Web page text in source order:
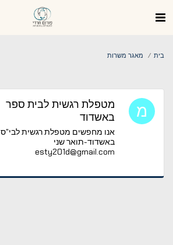
בית מאגר משרות
מטפלת רגשית לבית ספר
באשדוד
אנו מחפשים מטפלת רגשית לבי"ס
באשדוד-תואר שני
esty201d@gmail.com